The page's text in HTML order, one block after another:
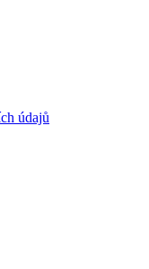
údajů